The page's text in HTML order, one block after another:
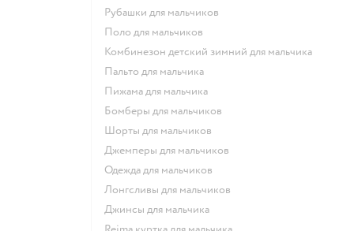
Рубашки для мальчиков
Поло для мальчиков
Комбинезон детский зимний для мальчика
Пальто для мальчика
Пижама для мальчика
Бомберы для мальчиков
Шорты для мальчиков
Джемперы для мальчиков
Одежда для мальчиков
Лонгсливы для мальчиков
Джинсы для мальчика